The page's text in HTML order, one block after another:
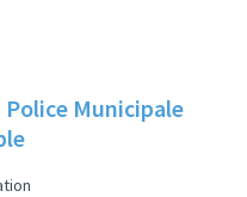
Police Municipale